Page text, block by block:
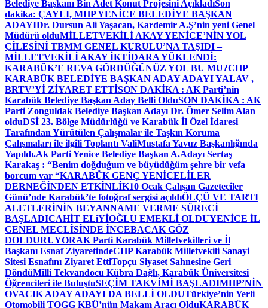
Belediye Başkanı Bin Adet Konut Projesini AçıkladıSon
dakika: ÇAYLI, MHP YENİCE BELEDİYE BAŞKAN
ADAYIDr. Dursun Ali Yaşacan, Kardemir A.Ş’nin yeni Genel
Müdürü olduMİLLETVEKİLİ AKAY YENİCE’NİN YOL
ÇİLESİNİ TBMM GENEL KURULU’NA TAŞIDI –
MİLLETVEKİLİ AKAY İKTİDARA YÜKLENDİ:
KARABÜK’E REVA GÖRDÜĞÜNÜZ YOL BU MU?CHP
KARABÜK BELEDİYE BAŞKAN ADAY ADAYI YALAV ,
BRTV’Yİ ZİYARET ETTİSON DAKİKA : AK Parti’nin
Karabük Belediye Başkan Aday Belli OlduSON DAKİKA : AK
Parti Zonguldak Belediye Başkan Adayı Dr. Ömer Selim Alan
olduDSİ 23. Bölge Müdürlüğü ve Karabük İl Özel İdaresi
Tarafından Yürütülen Çalışmalar ile Taşkın Koruma
Çalışmaları ile ilgili Toplantı ValiMustafa Yavuz Başkanlığında
Yapıldı.Ak Parti Yenice Belediye Başkan A.Adayı Sertaş
Karakaş : “Benim doğduğum ve büyüdüğüm şehre bir vefa
borcum var “KARABÜK GENÇ YENİCELİLER
DERNEĞİNDEN ETKİNLİK10 Ocak Çalışan Gazeteciler
Günü’nde Karabük’te fotoğraf sergisi açıldıÖLÇÜ VE TARTI
ALETLERİNİN BEYANNAME VERME SÜRECİ
BAŞLADICAHİT ELiYİOĞLU EMEKLİ OLDUYENİCE İL
GENEL MECLİSİNDE İNCEBACAK GÖZ
DOLDURUYORAK Parti Karabük Milletvekilleri ve İl
Başkanı Esnaf ZiyaretindeCHP Karabük Milletvekili Sanayi
Sitesi Esnafını Ziyaret EttiTopçu Siyaset Sahnesine Geri
DöndüMilli Tekvandocu Kübra Dağlı, Karabük Üniversitesi
Öğrencileri ile BuluştuSEÇİM TAKVİMİ BAŞLADIMHP’NİN
OVACIK ADAY ADAYI DA BELLİ OLDUTürkiye’nin Yerli
Otomobili TOGG KBÜ’nün Makam Aracı OlduKARABÜK